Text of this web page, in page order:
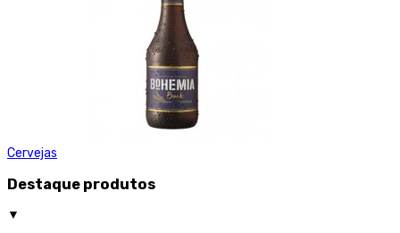
Cervejas
Destaque produtos
▼